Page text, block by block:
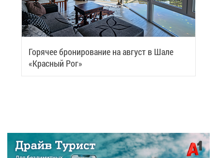
Го­ря­чее бро­ни­ро­ва­ние на ав­густ в Ша­ле
«Крас­ный Рог»